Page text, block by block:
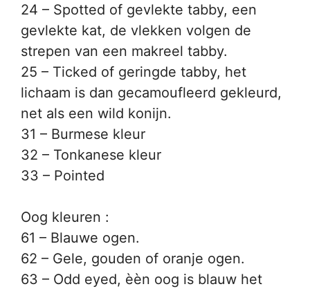
24 – Spotted of gevlekte tabby, een
gevlekte kat, de vlekken volgen de
strepen van een makreel tabby.
25 – Ticked of geringde tabby, het
lichaam is dan gecamoufleerd gekleurd,
net als een wild konijn.
31 – Burmese kleur
32 – Tonkanese kleur
33 – Pointed
Oog kleuren :
61 – Blauwe ogen.
62 – Gele, gouden of oranje ogen.
63 – Odd eyed, èèn oog is blauw het